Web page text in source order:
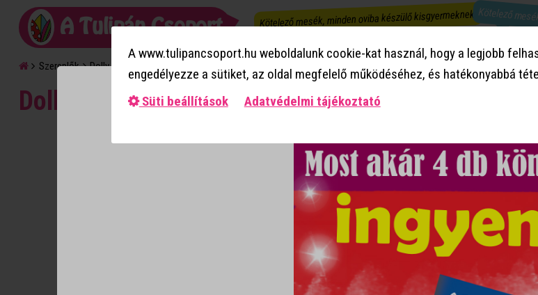
A www.tulipancsoport.hu weboldalunk cookie-kat használ, hogy a legjobb
engedélyezze a sütiket, az oldal megfelelő működéséhez, és hatékonyabbá
Süti beállítások
Adatvédelmi tájékoztató
A Tulipán Csoport Kötelező mesék, minden oviba készülő kisgyermeknek!Kötelező
Szereplők Dolly
Dolly
Szeretném neked bemutatni a
Hármat fizetsz, négyet